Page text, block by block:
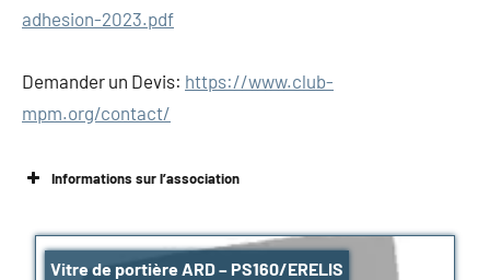
adhesion-2023.pdf
Demander un Devis: https://www.club-
mpm.org/contact/
Informations sur l’association
Vitre de portière ARD – PS160/ERELIS